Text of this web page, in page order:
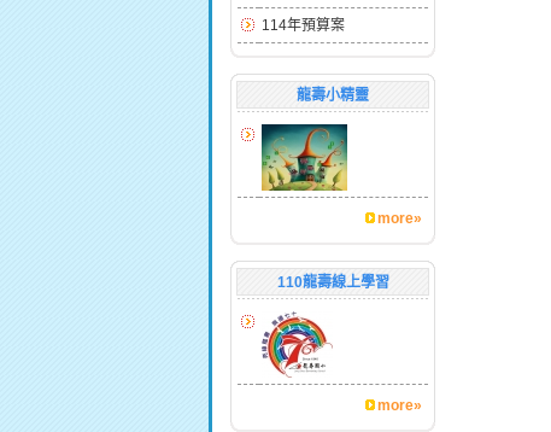
114年預算案
龍壽小精靈
more»
110龍壽線上學習
more»